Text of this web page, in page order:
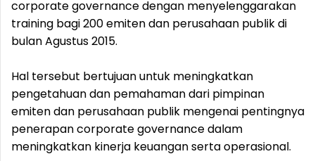
corporate governance dengan menyelenggarakan
training bagi 200 emiten dan perusahaan publik di
bulan Agustus 2015.
Hal tersebut bertujuan untuk meningkatkan
pengetahuan dan pemahaman dari pimpinan
emiten dan perusahaan publik mengenai pentingnya
penerapan corporate governance dalam
meningkatkan kinerja keuangan serta operasional.